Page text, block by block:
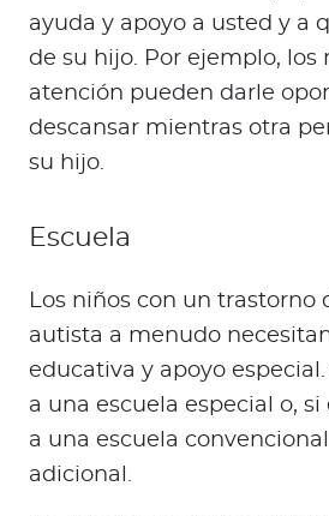
ayuda y apoyo a usted y a
de su hijo. Por ejemplo, los
atención pueden darle
descansar mientras otra
su hijo.
Escuela
Los niños con un trastorno
autista a menudo
educativa y apoyo
a una escuela especial o, si
a una escuela
adicional.